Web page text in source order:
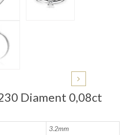
Diament 0,08ct
3.2mm